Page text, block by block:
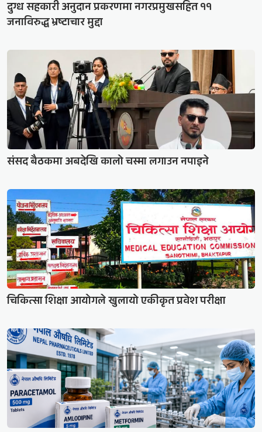
दुग्ध सहकारी अनुदान प्रकरणमा नगरप्रमुखसहित ११
जनाविरुद्ध भ्रष्टाचार मुद्दा
संसद बैठकमा अबदेखि कालो चस्मा लगाउन नपाइने
चिकित्सा शिक्षा आयोगले खुलायो एकीकृत प्रवेश परीक्षा